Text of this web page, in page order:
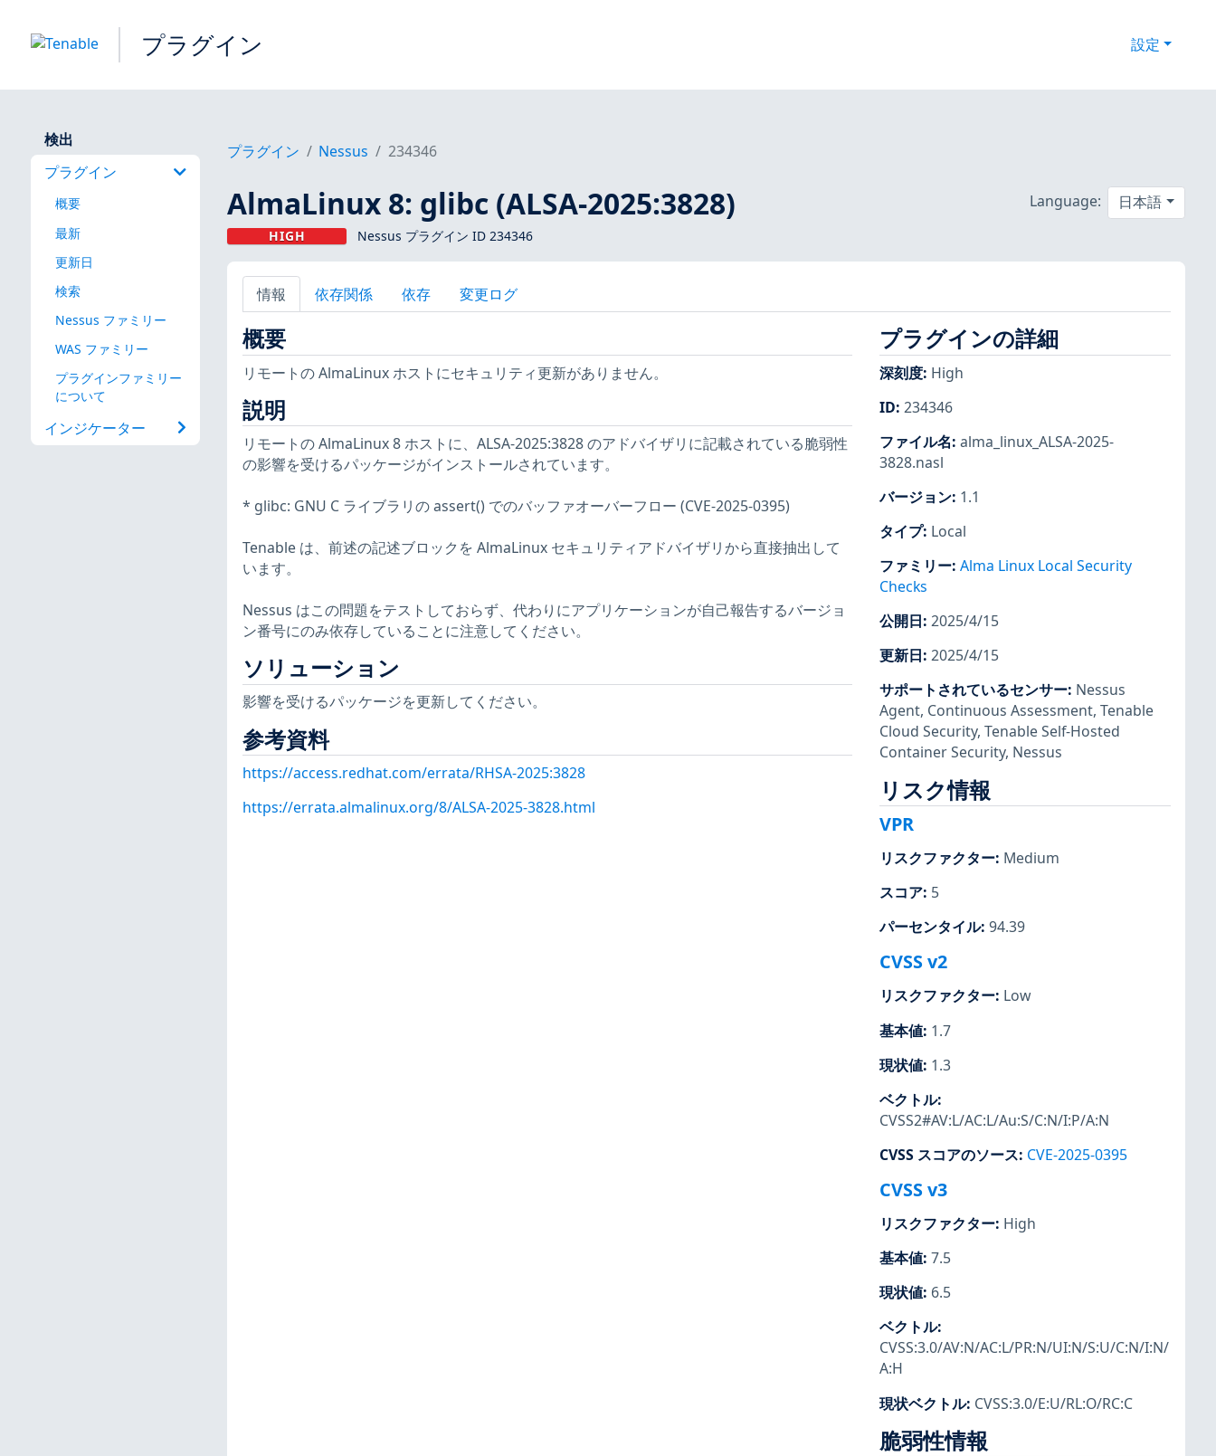
プラグイン 設定
検出
プラグイン
概要
最新
更新日
検索
Nessus ファミリー
WAS ファミリー
プラグインファミリー
について
インジケーター
プラグイン Nessus 234346
AlmaLinux 8: glibc (ALSA-2025:3828)
HIGH Nessus プラグイン ID 234346
Language: 日本語
情報 依存関係 依存 変更ログ
概要
リモートの AlmaLinux ホストにセキュリティ更新がありません。
説明
リモートの AlmaLinux 8 ホストに、ALSA-2025:3828 のアドバイザリに記載されている脆弱性
の影響を受けるパッケージがインストールされています。
* glibc: GNU C ライブラリの assert() でのバッファオーバーフロー (CVE-2025-0395)
Tenable は、前述の記述ブロックを AlmaLinux セキュリティアドバイザリから直接抽出して
います。
Nessus はこの問題をテストしておらず、代わりにアプリケーションが自己報告するバージョ
ン番号にのみ依存していることに注意してください。
ソリューション
影響を受けるパッケージを更新してください。
参考資料
https://access.redhat.com/errata/RHSA-2025:3828
https://errata.almalinux.org/8/ALSA-2025-3828.html
プラグインの詳細
深刻度: High
ID: 234346
ファイル名: alma_linux_ALSA-2025-
3828.nasl
バージョン: 1.1
タイプ: Local
ファミリー: Alma Linux Local Security
Checks
公開日: 2025/4/15
更新日: 2025/4/15
サポートされているセンサー: Nessus
Agent, Continuous Assessment, Tenable
Cloud Security, Tenable Self-Hosted
Container Security, Nessus
リスク情報
VPR
リスクファクター: Medium
スコア: 5
パーセンタイル: 94.39
CVSS v2
リスクファクター: Low
基本値: 1.7
現状値: 1.3
ベクトル:
CVSS2#AV:L/AC:L/Au:S/C:N/I:P/A:N
CVSS スコアのソース: CVE-2025-0395
CVSS v3
リスクファクター: High
基本値: 7.5
現状値: 6.5
ベクトル:
CVSS:3.0/AV:N/AC:L/PR:N/UI:N/S:U/C:N/I:N/
A:H
現状ベクトル: CVSS:3.0/E:U/RL:O/RC:C
脆弱性情報